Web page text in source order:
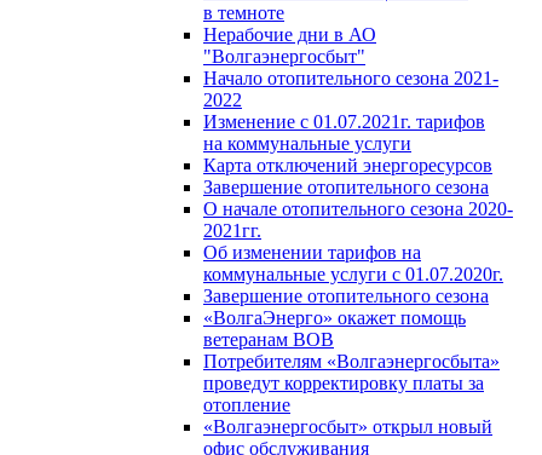
в темноте
Нерабочие дни в АО
"Волгаэнергосбыт"
Начало отопительного сезона 2021-
2022
Изменение с 01.07.2021г. тарифов
на коммунальные услуги
Карта отключений энергоресурсов
Завершение отопительного сезона
О начале отопительного сезона 2020-
2021гг.
Об изменении тарифов на
коммунальные услуги с 01.07.2020г.
Завершение отопительного сезона
«ВолгаЭнерго» окажет помощь
ветеранам ВОВ
Потребителям «Волгаэнергосбыта»
проведут корректировку платы за
отопление
«Волгаэнергосбыт» открыл новый
офис обслуживания